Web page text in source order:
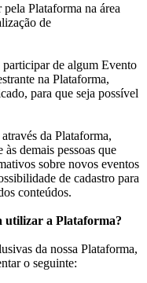
Plataforma na área
de
participar de algum Evento
na Plataforma,
para que seja possível
da Plataforma,
demais pessoas que
sobre novos eventos
de cadastro para
conteúdos.
utilizar a Plataforma?
da nossa Plataforma,
o seguinte: